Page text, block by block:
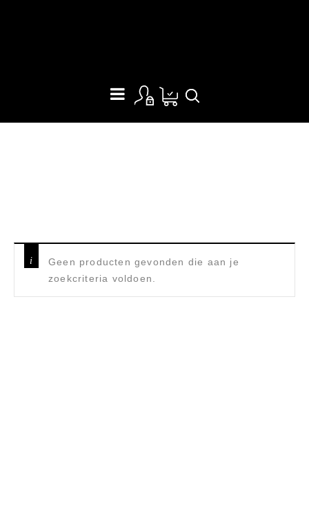
Geen producten gevonden die aan je
zoekcriteria voldoen.